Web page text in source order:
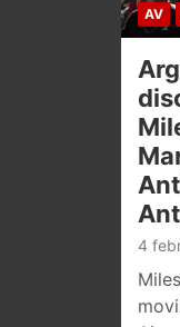
AV
4